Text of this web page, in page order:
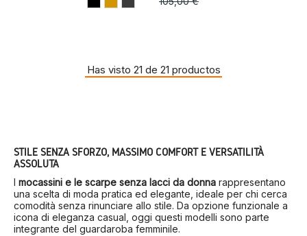
Has visto 21 de 21 productos
STILE SENZA SFORZO, MASSIMO COMFORT E VERSATILITÀ
ASSOLUTA
I mocassini e le scarpe senza lacci da donna rappresentano
una scelta di moda pratica ed elegante, ideale per chi cerca
comodità senza rinunciare allo stile. Da opzione funzionale a
icona di eleganza casual, oggi questi modelli sono parte
integrante del guardaroba femminile.